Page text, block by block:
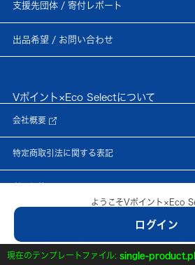
ようこそVポイント×Eco
ログイン
新規会員登録はこち
支援先団体 / 寄付レポート
出品希望 / お問い合わせ
© Netprice, Inc.
Vポイント×Eco Selectについて
会社概要
特定商取引法に関する表記
現在のテンプレートファイル: single-